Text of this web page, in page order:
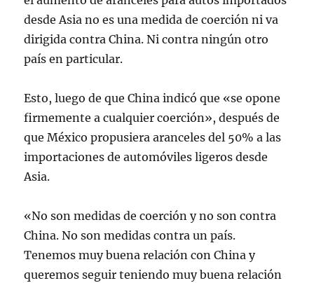
desde Asia no es una medida de coerción ni va
dirigida contra China. Ni contra ningún otro
país en particular.
Esto, luego de que China indicó que «se opone
firmemente a cualquier coerción», después de
que México propusiera aranceles del 50% a las
importaciones de automóviles ligeros desde
Asia.
«No son medidas de coerción y no son contra
China. No son medidas contra un país.
Tenemos muy buena relación con China y
queremos seguir teniendo muy buena relación